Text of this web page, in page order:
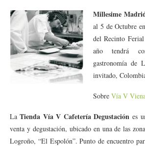
Millesime
al 5 de Octubre
del Recinto
año tendrá
gastronomía de
invitado,
Sobre Vía V
LaTienda Vía V Cafetería Degustación es
venta y degustación, ubicado en una de las
Logroño, “El Espolón”. Punto de encuentro